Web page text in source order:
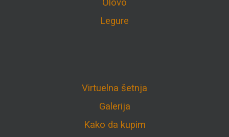
Olovo
Legure
Virtuelna šetnja
Galerija
Kako da kupim